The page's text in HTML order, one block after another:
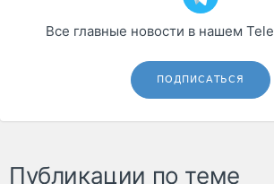
Все главные новости в нашем
ПОДПИСАТЬСЯ
Публикации по теме